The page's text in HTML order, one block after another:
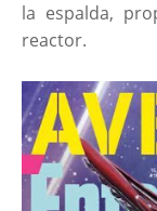
la espalda,
reactor.